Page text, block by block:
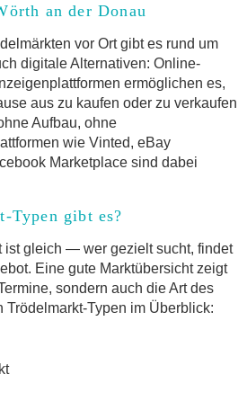
an der Donau
vor Ort gibt es rund um
digitale Alternativen: Online-
ermöglichen es,
aus zu kaufen oder zu verkaufen
Aufbau, ohne
wie Vinted, eBay
Marketplace sind dabei
Typen gibt es?
ist gleich — wer gezielt sucht, findet
Eine gute Marktübersicht zeigt
sondern auch die Art des
Trödelmarkt-Typen im Überblick: